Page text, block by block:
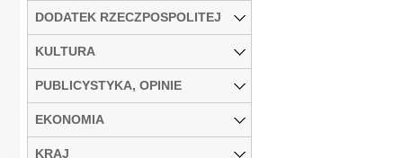
DODATEK RZECZPOSPOLITEJ
KULTURA
PUBLICYSTYKA, OPINIE
EKONOMIA
KRAJ